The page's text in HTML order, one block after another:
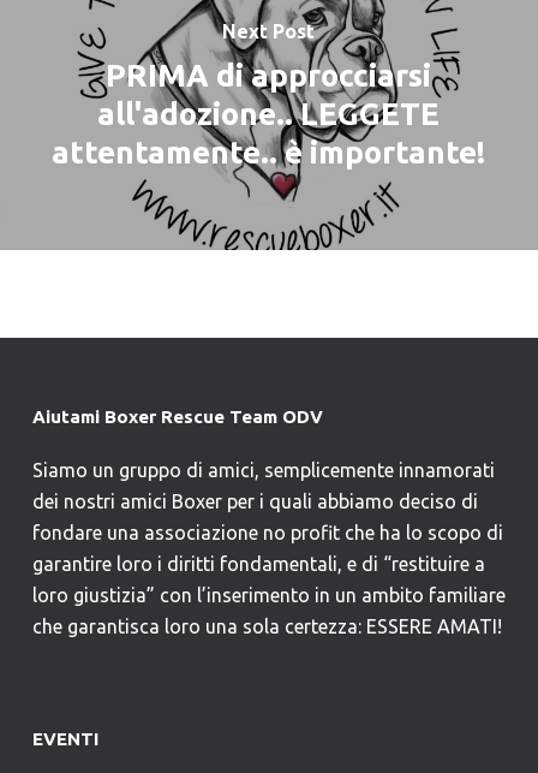
Next Post
PRIMA di approcciarsi
all'adozione.. LEGGETE
attentamente.. è importante!
Aiutami Boxer Rescue Team ODV
Siamo un gruppo di amici, semplicemente innamorati
dei nostri amici Boxer per i quali abbiamo deciso di
fondare una associazione no profit che ha lo scopo di
garantire loro i diritti fondamentali, e di “restituire a
loro giustizia” con l’inserimento in un ambito familiare
che garantisca loro una sola certezza: ESSERE AMATI!
EVENTI